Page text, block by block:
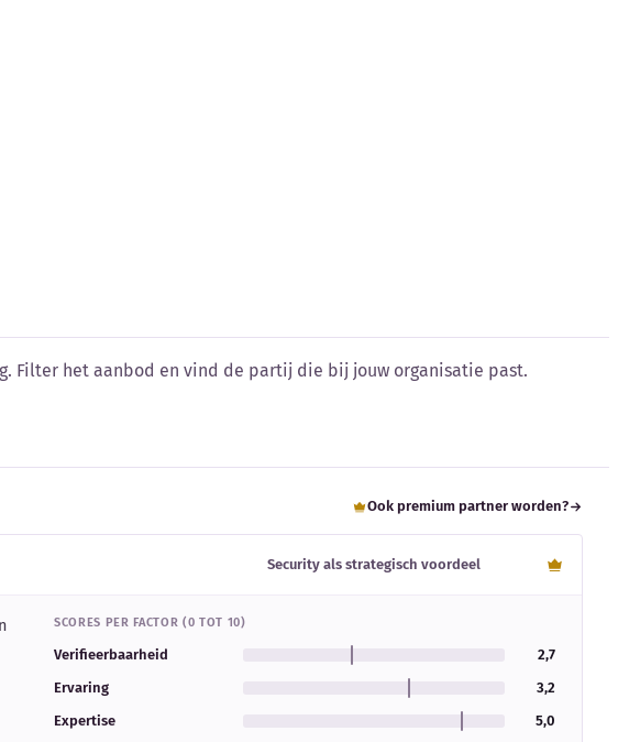
Filter het aanbod en vind de partij die bij jouw organisatie past.
Ook premium partner worden?
Security als strategisch voordeel
SCORES PER FACTOR (0 TOT 10)
Verifieerbaarheid
2,7
Ervaring
3,2
Expertise
5,0